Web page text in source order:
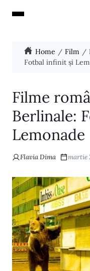
Home Film
Fotbal infinit și
Filme
Berlinale:
Lemonade
Flavia Dima martie